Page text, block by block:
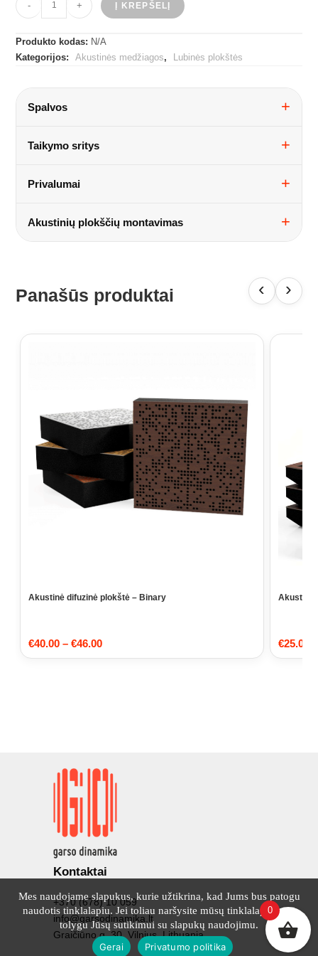
-
kiekis:
aptrauktos
ECHO
+ Į KREPŠELĮ
Produkto kodas: N/A
Kategorijos:
Akustinės medžiagos, Lubinės plokštės
Spalvos
Taikymo sritys
Privalumai
Akustinių plokščių montavimas
Panašūs produktai
Akustinė difuzinė plokštė – Binary
€40.00 – €46.00Price
Akustinė
€25.00
‹ ›
Kontaktai
+370 (678) 10 059
info@garsodinamika.lt
Graičiūno g. 30, Vilnius, Lithuania
0
Mes naudojame slapukus, kurie užtikrina, kad Jums bus patogu
naudotis tinklalapiu. Jei toliau naršysite mūsų tinklalapyje, tai
tolygu Jūsų sutikimui su slapukų naudojimu.
Gerai
Privatumo politika